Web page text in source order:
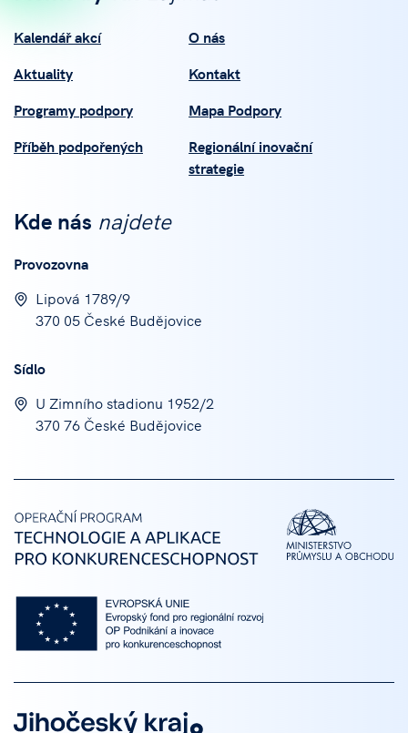
Kalendář akcí
Aktuality
Programy podpory
Příběh podpořených
O nás
Kontakt
Mapa Podpory
Regionální inovační
strategie
Kde nás najdete
Provozovna
Lipová 1789/9
370 05 České Budějovice
Sídlo
U Zimního stadionu 1952/2
370 76 České Budějovice